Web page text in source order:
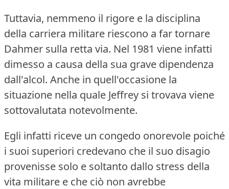
Tuttavia, nemmeno il rigore e la disciplina
della carriera militare riescono a far tornare
Dahmer sulla retta via. Nel 1981 viene infatti
dimesso a causa della sua grave dipendenza
dall'alcol. Anche in quell'occasione la
situazione nella quale Jeffrey si trovava viene
sottovalutata notevolmente.
Egli infatti riceve un congedo onorevole poiché
i suoi superiori credevano che il suo disagio
provenisse solo e soltanto dallo stress della
vita militare e che ciò non avrebbe